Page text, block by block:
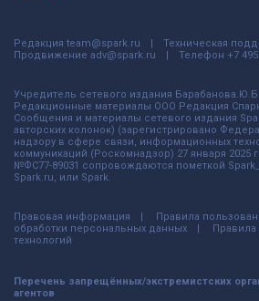
Редакция team@spark.ru Техническая
Продвижение adv@spark.ru Телефон +7
Учредитель сетевого издания
Редакционные материалы ООО Редакция
Сообщения и материалы сетевого издания
авторских колонок) (зарегистрировано
надзору в сфере связи, информационных
коммуникаций (Роскомнадзор) 27 января 2025
№ФС77-89031 сопровождаются пометкой
Spark.ru, или Spark.
Правовая информация Правила
обработки персональных данных
технологий
Перечень запрещённых/экстремистских
агентов